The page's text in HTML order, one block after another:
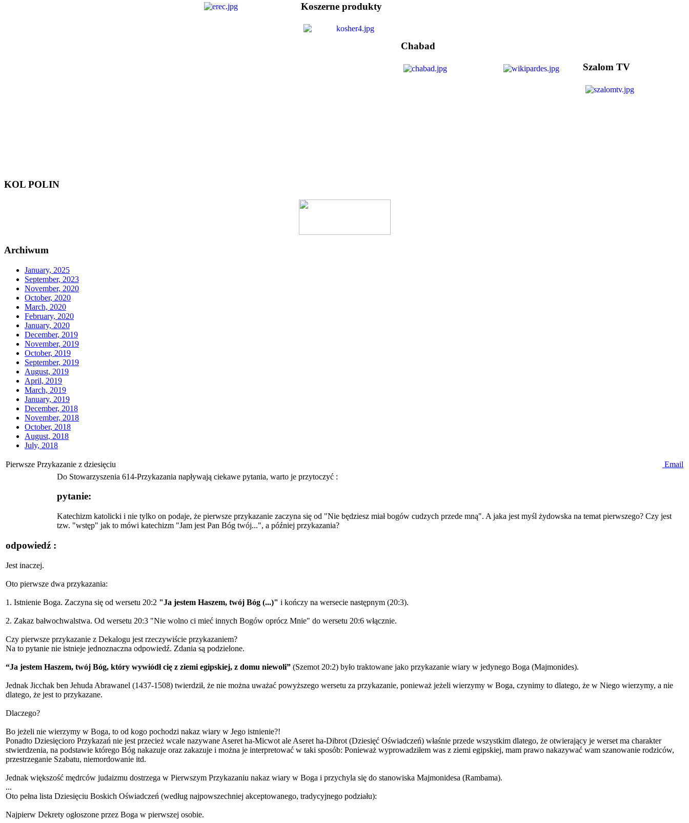
Koszerne produkty
Chabad
Szalom TV
KOL POLIN
Archiwum
January, 2025
September, 2023
November, 2020
October, 2020
March, 2020
February, 2020
January, 2020
December, 2019
November, 2019
October, 2019
September, 2019
August, 2019
April, 2019
March, 2019
January, 2019
December, 2018
November, 2018
October, 2018
August, 2018
July, 2018
Pierwsze Przykazanie z dziesięciu
Email
Do Stowarzyszenia 614-Przykazania napływają ciekawe pytania, warto je przytoczyć :
pytanie:
Katechizm katolicki i nie tylko on podaje, że pierwsze przykazanie zaczyna się od "Nie będziesz miał bogów cudzych przede mną". A jaka jest myśl żydowska na temat pierwszego? Czy jest
tzw. "wstęp" jak to mówi katechizm "Jam jest Pan Bóg twój...", a później przykazania?
odpowiedź :
Jest inaczej.
Oto pierwsze dwa przykazania:
1. Istnienie Boga. Zaczyna się od wersetu 20:2 "Ja jestem Haszem, twój Bóg (...)" i kończy na wersecie następnym (20:3).
2. Zakaz bałwochwalstwa. Od wersetu 20:3 "Nie wolno ci mieć innych Bogów oprócz Mnie" do wersetu 20:6 włącznie.
Czy pierwsze przykazanie z Dekalogu jest rzeczywiście przykazaniem?
Na to pytanie nie istnieje jednoznaczna odpowiedź. Zdania są podzielone.
“Ja jestem Haszem, twój Bóg, który wywiódł cię z ziemi egipskiej, z domu niewoli” (Szemot 20:2) było traktowane jako przykazanie wiary w jedynego Boga (Majmonides).
Jednak Jicchak ben Jehuda Abrawanel (1437-1508) twierdził, że nie można uważać powyższego wersetu za przykazanie, ponieważ jeżeli wierzymy w Boga, czynimy to dlatego, że w Niego wierzymy, a nie
dlatego, że jest to przykazane.
Dlaczego?
Bo jeżeli nie wierzymy w Boga, to od kogo pochodzi nakaz wiary w Jego istnienie?!
Ponadto Dziesięcioro Przykazań nie jest przecież wcale nazywane Aseret ha-Micwot ale Aseret ha-Dibrot (Dziesięć Oświadczeń) właśnie przede wszystkim dlatego, że otwierający je werset ma charakter
stwierdzenia, na podstawie którego Bóg nakazuje oraz zakazuje i można je interpretować w taki sposób: Ponieważ wyprowadziłem was z ziemi egipskiej, mam prawo nakazywać wam szanowanie rodziców,
przestrzeganie Szabatu, niemordowanie itd.
Jednak większość mędrców judaizmu dostrzega w Pierwszym Przykazaniu nakaz wiary w Boga i przychyla się do stanowiska Majmonidesa (Rambama).
...
Oto pełna lista Dziesięciu Boskich Oświadczeń (według najpowszechniej akceptowanego, tradycyjnego podziału):
Najpierw Dekrety ogłoszone przez Boga w pierwszej osobie.